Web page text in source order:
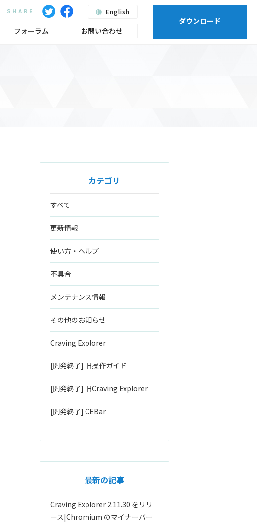
カテゴリ
すべて
更新情報
使い方・ヘルプ
不具合
メンテナンス情報
その他のお知らせ
Craving Explorer
[開発終了] 旧操作ガイド
[開発終了] 旧Craving Explorer
[開発終了] CEBar
最新の記事
Craving Explorer 2.11.30 をリリ
ース|Chromium のマイナーバー
ダウンロード
English
フォーラム お問い合わせ